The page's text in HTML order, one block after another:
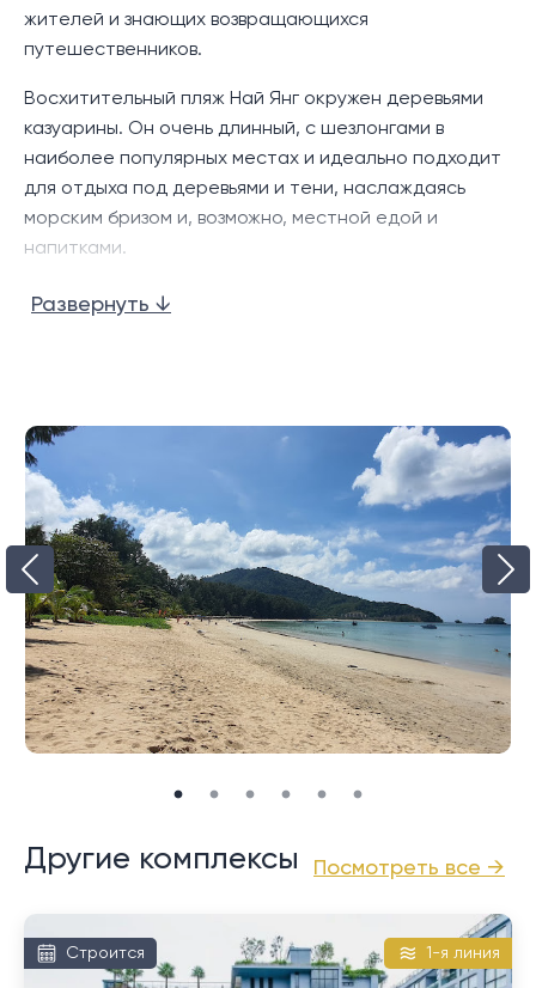
Комплекс Wilawan Luxury Villas расположен в 10
достопримечательностей, включая пляжи Най Янг и
Най Тон с магазинами, ресторанами, и барами.
Международный аэропорт Пхукета, клуб Blue
Canyon и торговые центры Таланга также
находятся в непосредственной близости.
жителей и знающих возвращающихся
путешественников.
Восхитительный пляж Най Янг окружен деревьями
казуарины. Он очень длинный, с шезлонгами в
наиболее популярных местах и идеально подходит
для отдыха под деревьями и тени, наслаждаясь
морским бризом и, возможно, местной едой и
напитками.
Поскольку большая часть пляжа находится в
ресторанов и баров, а местный рынок свежих
продуктов привлекает внимание как местных
жителей, так и туристов.
Как и многие пляжи на севере Пхукета, низкий сезон
может быть очень тихим, но некоторые места
остаются открытыми круглый год, так как это
известное и любимое место для кайтсерфинга.
Пляж Най Янг может быть весьма хорош для купания,
хотя течение может быть довольно опасным во
время низкого и дождливого сезона с мая по
Развернуть ↓
Посмотреть все →
Другие комплексы
Строится 1-я линия